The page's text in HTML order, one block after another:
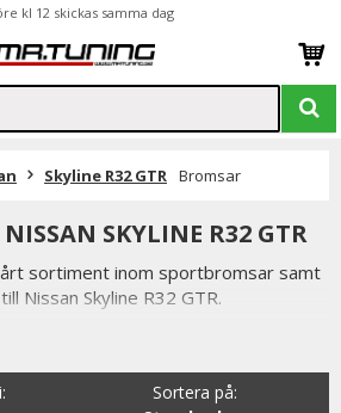
kl 12 skickas samma dag
Skyline R32 GTR Bromsar
SKYLINE R32 GTR
sortiment inom sportbromsar samt
Nissan Skyline R32 GTR.
är ni välkomna att kontakta oss per
Sortera på: